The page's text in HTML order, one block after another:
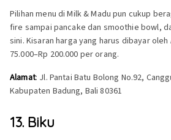
Pilihan menu di Milk & Madu pun cukup
fire sampai pancake dan smoothie bowl,
sini. Kisaran harga yang harus dibayar
75.000–Rp 200.000 per orang.
Alamat: Jl. Pantai Batu Bolong No.92,
Kabupaten Badung, Bali 80361
13. Biku